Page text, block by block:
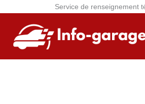
Service de renseignement
contenu